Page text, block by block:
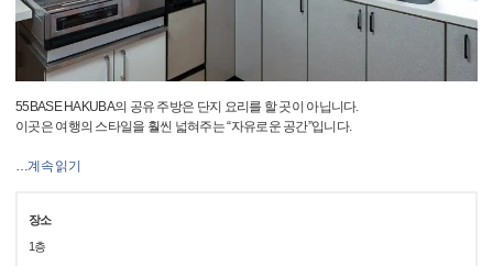
55BASE HAKUBA의 공유 주방은 단지 요리를 할 곳이 아닙니다.
이곳은 여행의 스타일을 훨씬 넓혀주는 “자유로운 공간”입니다.
…계속 읽기
장소
1층